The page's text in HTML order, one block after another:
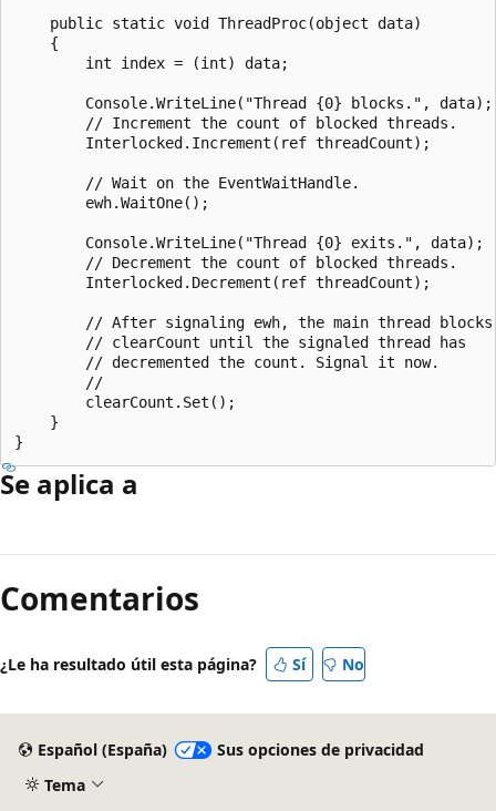
    public static void ThreadProc(object data)
    {
        int index = (int) data;
        Console.WriteLine("Thread {0} blocks.", data);
        // Increment the count of blocked threads.
        Interlocked.Increment(ref threadCount);
        // Wait on the EventWaitHandle.
        ewh.WaitOne();
        Console.WriteLine("Thread {0} exits.", data);
        // Decrement the count of blocked threads.
        Interlocked.Decrement(ref threadCount);
// After signaling ewh, the main thread blocks
        // clearCount until the signaled thread has
        // decremented the count. Signal it now.
        //
        clearCount.Set();
    }
Se aplica a
Comentarios
¿Le ha resultado útil esta página? Sí No
Español (España)
Sus opciones de privacidad
Tema